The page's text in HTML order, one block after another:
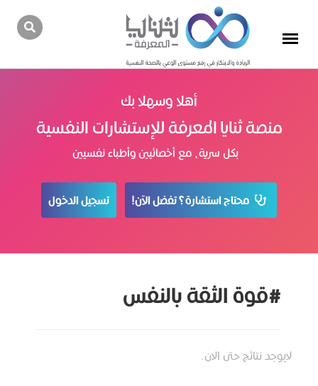
أهلا وسهلا بك
منصة ثنايا المعرفة للإستشارات النفسية
بكل سرية، مع أخصائيين وأطباء نفسيين
محتاج استشارة؟ تفضل الآن! تسجيل الدخول
#قوة الثقة بالنفس
لايوجد نتائج حتى الان.